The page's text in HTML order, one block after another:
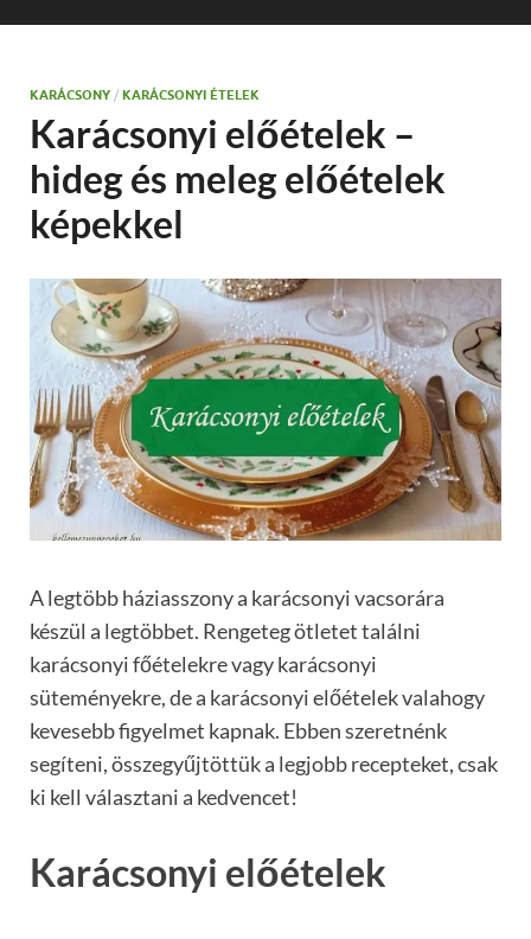
KARÁCSONY / KARÁCSONYI ÉTELEK
Karácsonyi előételek –
hideg és meleg előételek
képekkel
A legtöbb háziasszony a karácsonyi vacsorára
készül a legtöbbet. Rengeteg ötletet találni
karácsonyi főételekre vagy karácsonyi
süteményekre, de a karácsonyi előételek valahogy
kevesebb figyelmet kapnak. Ebben szeretnénk
segíteni, összegyűjtöttük a legjobb recepteket, csak
ki kell választani a kedvencet!
Karácsonyi előételek